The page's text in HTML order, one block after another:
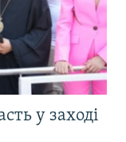
у заході